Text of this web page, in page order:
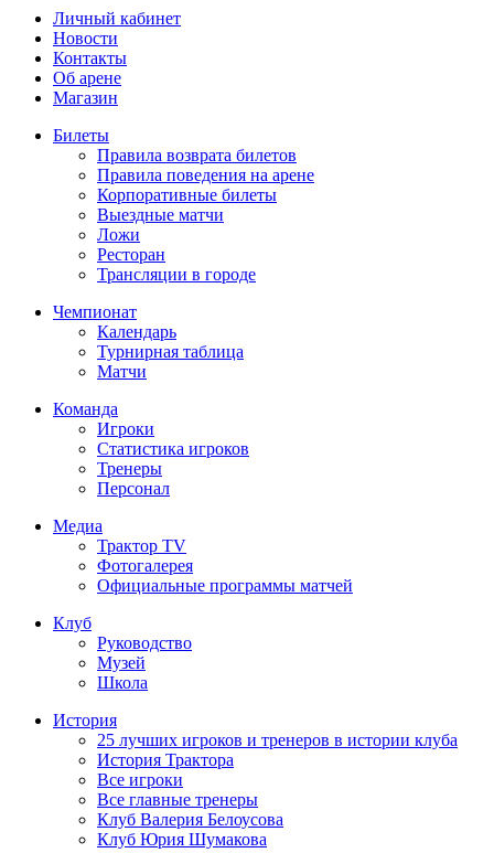
Личный кабинет
Новости
Контакты
Об арене
Магазин
Билеты
Правила возврата билетов
Правила поведения на арене
Корпоративные билеты
Выездные матчи
Ложи
Ресторан
Трансляции в городе
Чемпионат
Календарь
Турнирная таблица
Матчи
Команда
Игроки
Статистика игроков
Тренеры
Персонал
Медиа
Трактор TV
Фотогалерея
Официальные программы матчей
Клуб
Руководство
Музей
Школа
История
25 лучших игроков и тренеров в истории клуба
История Трактора
Все игроки
Все главные тренеры
Клуб Валерия Белоусова
Клуб Юрия Шумакова